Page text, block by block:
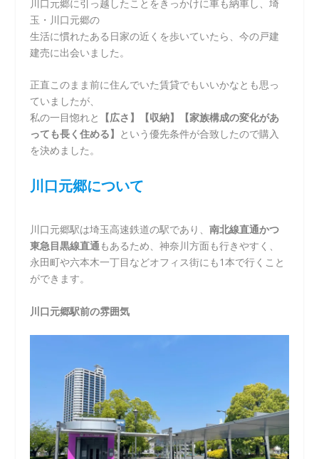
川口元郷に引っ越したことをきっかけに車も納車し、埼
玉・川口元郷の
生活に慣れたある日家の近くを歩いていたら、今の戸建
建売に出会いました。
正直このまま前に住んでいた賃貸でもいいかなとも思っ
ていましたが、
私の一目惚れと 【広さ】【収納】【家族構成の変化があ
っても長く住める】 という優先条件が合致したので購入
を決めました。
川口元郷について
川口元郷駅は埼玉高速鉄道の駅であり、南北線直通かつ
東急目黒線直通もあるため、神奈川方面も行きやすく、
永田町や六本木一丁目などオフィス街にも1本で行くこと
ができます。
川口元郷駅前の雰囲気